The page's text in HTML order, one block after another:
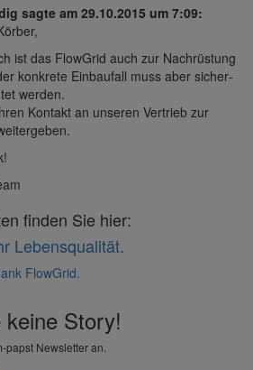
sagte am 29.10.2015 um 7:09:
ist das Flow­Grid auch zur Nach­rüs­tung
konkrete Einbau­fall muss aber sicher­
werden.
Kontakt an unseren Vertrieb zur
finden Sie hier:
Lebensqualität.
FlowGrid.
Story!
papst Newsletter an.